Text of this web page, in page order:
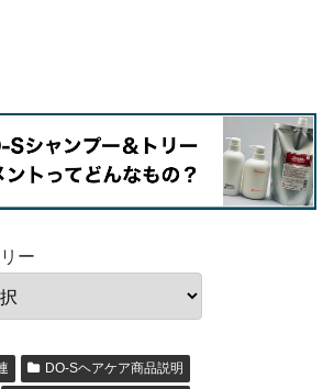
ー
DO-Sヘアケア商品説明